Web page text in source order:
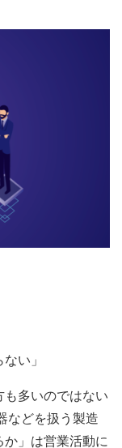
い」
多いのではない
などを扱う製造
」は営業活動に